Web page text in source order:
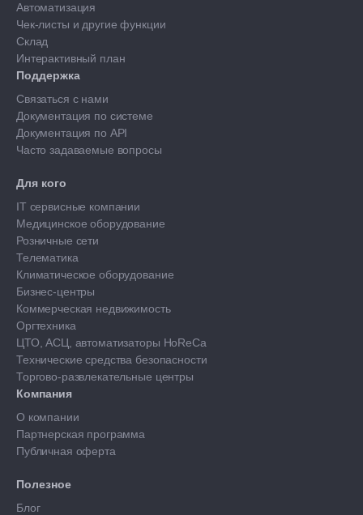
Автоматизация
Чек-листы и другие функции
Склад
Интерактивный план
Поддержка
Связаться с нами
Документация по системе
Документация по API
Часто задаваемые вопросы
Для кого
IT сервисные компании
Медицинское оборудование
Розничные сети
Телематика
Климатическое оборудование
Бизнес-центры
Коммерческая недвижимость
Оргтехника
ЦТО, АСЦ, автоматизаторы HoReCa
Технические средства безопасности
Торгово-развлекательные центры
Компания
О компании
Партнерская программа
Публичная оферта
Полезное
Блог